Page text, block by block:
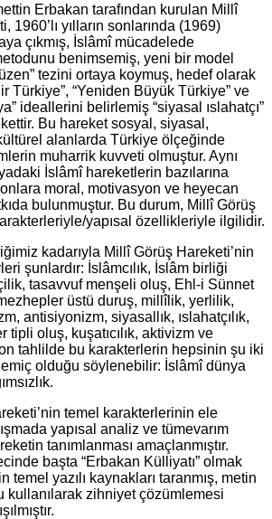
Erbakan tarafından kurulan Millî
1960’lı yılların sonlarında (1969)
çıkmış, İslâmî mücadelede
benimsemiş, yeni bir model
tezini ortaya koymuş, hedef olarak
Türkiye”, “Yeniden Büyük Türkiye” ve
ideallerini belirlemiş “siyasal ıslahatçı”
Bu hareket sosyal, siyasal,
alanlarda Türkiye ölçeğinde
muharrik kuvveti olmuştur. Aynı
İslâmî hareketlerin bazılarına
moral, motivasyon ve heyecan
bulunmuştur. Bu durum, Millî Görüş
yapısal özellikleriyle ilgilidir.
kadarıyla Millî Görüş Hareketi’nin
şunlardır: İslâmcılık, İslâm birliği
tasavvuf menşeli oluş, Ehl-i Sünnet
üstü duruş, millîlik, yerlilik,
antisiyonizm, siyasallık, ıslahatçılık,
tipli oluş, kuşatıcılık, aktivizm ve
tahlilde bu karakterlerin hepsinin şu iki
olduğu söylenebilir: İslâmî dünya
temel karakterlerinin ele
yapısal analiz ve tümevarım
tanımlanması amaçlanmıştır.
başta “Erbakan Külliyatı” olmak
temel yazılı kaynakları taranmış, metin
kullanılarak zihniyet çözümlemesi